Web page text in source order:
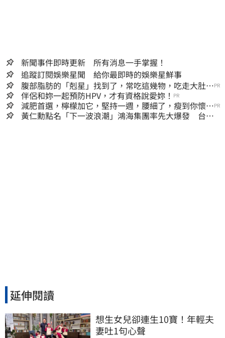
新聞事件即時更新 所有消息一手掌握！
追蹤訂閱娛樂星聞 給你最即時的娛樂星鮮事
腹部脂肪的「剋星」找到了，常吃這幾物，吃走大肚
囊，瘦出小蠻腰
PR
伴侶和妳一起預防HPV，才有資格說愛妳！ PR
減肥首選，檸檬加它，堅持一週，腰細了，瘦到你懷疑
人生
PR
黃仁勳點名「下一波浪潮」鴻海集團率先大爆發 台股
延伸閱讀
想生女兒卻連生10寶！年輕夫
妻吐1句心聲